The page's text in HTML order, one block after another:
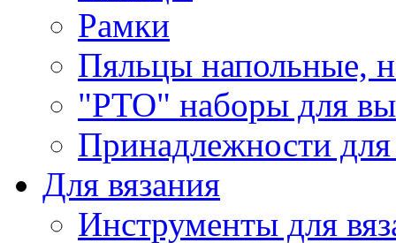
Рамки
Пяльцы напольные,
"РТО" наборы для
Принадлежности
Для вязания
Инструменты для